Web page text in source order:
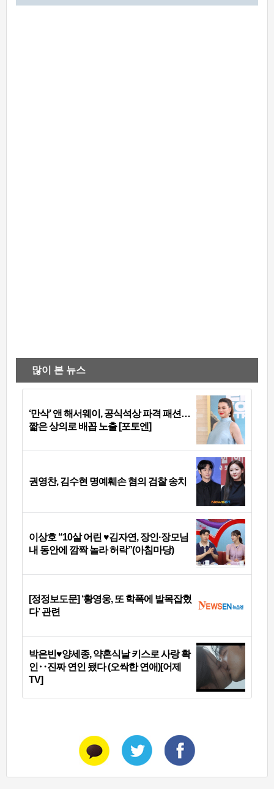
많이 본 뉴스
‘만삭’ 앤 해서웨이, 공식석상 파격 패션…
짧은 상의로 배꼽 노출 [포토엔]
권영찬, 김수현 명예훼손 혐의 검찰 송치
이상호 “10살 어린 ♥김자연, 장인·장모님
내 동안에 깜짝 놀라 허락”(아침마당)
[정정보도문] ‘황영웅, 또 학폭에 발목잡혔
다’ 관련
박은빈♥양세종, 약혼식날 키스로 사랑 확
인‥진짜 연인 됐다 (오싹한 연애)[어제
TV]